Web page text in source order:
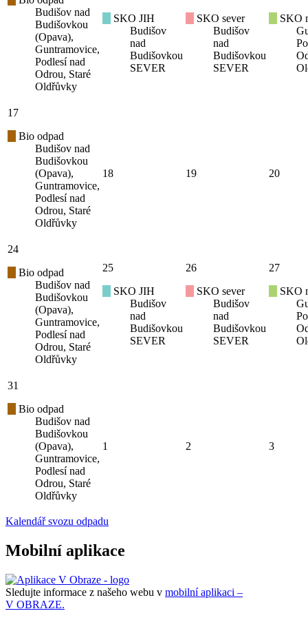
Budišov nad
Budišovkou
(Opava),
Guntramovice,
Podlesí nad
Odrou, Staré
Oldřůvky
SKO JIH
Budišov
nad
Budišovkou
SEVER
SKO sever
Budišov
nad
Budišovkou
SEVER
SKO
17
Bio odpad
Budišov nad
Budišovkou
(Opava),
Guntramovice,
Podlesí nad
Odrou, Staré
Oldřůvky
18 19 20
24
Bio odpad
Budišov nad
Budišovkou
(Opava),
Guntramovice,
Podlesí nad
Odrou, Staré
Oldřůvky
25
SKO JIH
Budišov
nad
Budišovkou
SEVER
26
SKO sever
Budišov
nad
Budišovkou
SEVER
27
SKO
31
Bio odpad
Budišov nad
Budišovkou
(Opava),
Guntramovice,
Podlesí nad
Odrou, Staré
Oldřůvky
1 2 3
Kalendář svozu odpadu
Mobilní aplikace
Sledujte informace z našeho webu v mobilní aplikaci –
V OBRAZE.